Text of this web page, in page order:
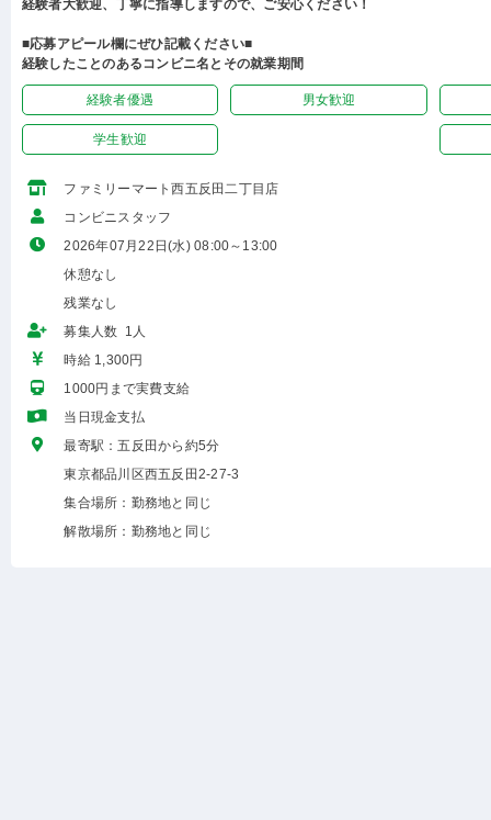
経験者大歓迎、丁寧に指導しますので、ご安心ください！
■応募アピール欄にぜひ記載ください■
経験したことのあるコンビニ名とその就業期間
経験者優遇 男女歓迎
学生歓迎
ファミリーマート西五反田二丁目店
コンビニスタッフ
2026年07月22日(水) 08:00～13:00
休憩なし
残業なし
募集人数 1人
時給 1,300円
1000円まで実費支給
当日現金支払
最寄駅：五反田から約5分
東京都品川区西五反田2-27-3
集合場所：勤務地と同じ
解散場所：勤務地と同じ